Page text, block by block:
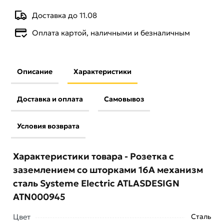
Доставка до 11.08
Оплата картой, наличными и безналичным
Описание Характеристики
Доставка и оплата Самовывоз
Условия возврата
Характеристики товара - Розетка с
заземлением со шторками 16А механизм
сталь Systeme Electric ATLASDESIGN
ATN000945
Цвет Сталь